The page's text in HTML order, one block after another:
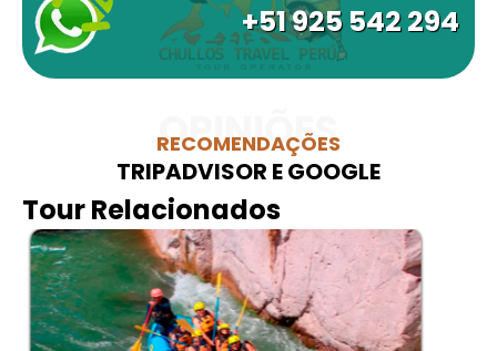
+51 925 542 294
OPINIÕES
RECOMENDAÇÕES
TRIPADVISOR E GOOGLE
Tour Relacionados